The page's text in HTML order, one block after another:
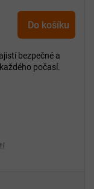
Do košíku
bezpečné a
počasí.